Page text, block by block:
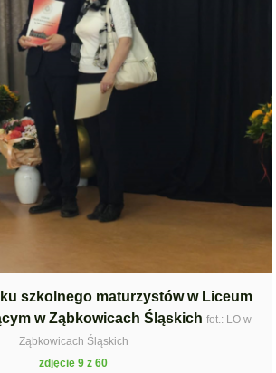
szkolnego maturzystów w Liceum
w Ząbkowicach Śląskich fot.: LO w
Ząbkowicach Śląskich
zdjęcie 9 z 60